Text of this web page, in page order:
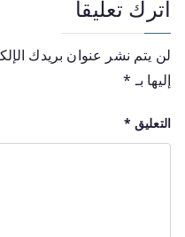
اترك تعليقاً
لن يتم نشر عنوان بريدك
إليها بـ *
التعليق *